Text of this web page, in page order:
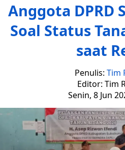
Anggota DPRD
Soal Status
saat
Penulis: Tim
Editor: Tim
Senin, 8 Jun